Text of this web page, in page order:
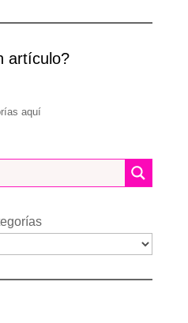
artículo?
aquí